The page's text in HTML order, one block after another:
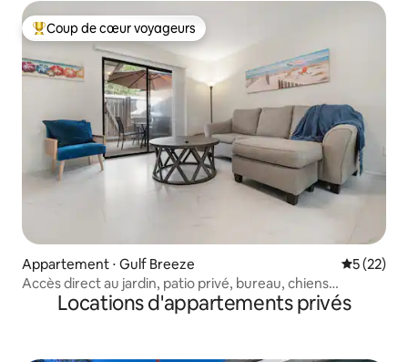
Coups de cœur voyageurs les plus appréciés
Coup de cœur voyageurs
Appartement ⋅ Gulf Breeze
5 (22)
Accès direct au jardin, patio privé, bureau, chiens
acceptésLocations d'appartements privés